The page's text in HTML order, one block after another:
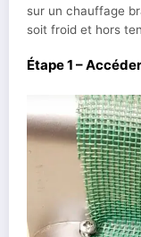
sur un chauffage
soit froid et hors
Étape 1 –